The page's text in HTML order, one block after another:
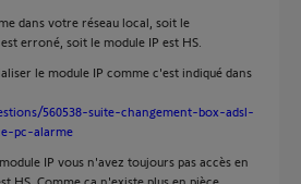
dans votre réseau local, soit le
erroné, soit le module IP est HS.
le module IP comme c'est indiqué dans
560538-suite-changement-box-adsl-
pc-alarme
IP vous n'avez toujours pas accès en
HS. Comme ça n'existe plus en pièce